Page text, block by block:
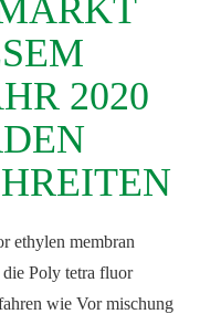
B
2020 Z
Y
ethylen membran
Poly tetra fluor
wie Vor mischung